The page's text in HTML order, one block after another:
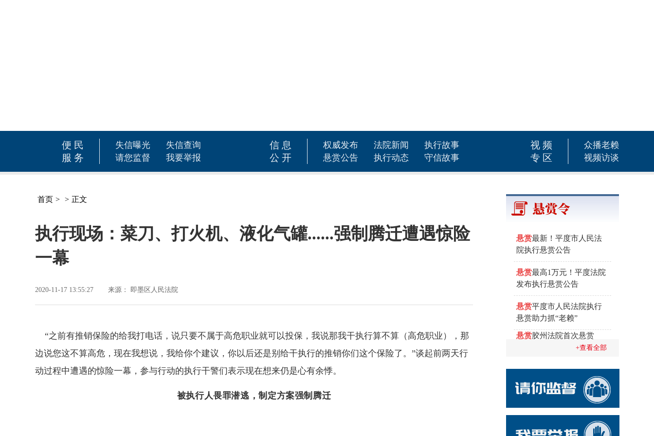
便民
服务
失信曝光
失信查询
请您监督
我要举报
信息
公开
权威发布 法院新闻
执行故事
悬赏公告
执行动态 守信故事
视频
专区
众播老赖
视频访谈
首页 > > 正文
执行现场：菜刀、打火机、液化气罐......强制腾迁遭遇惊险
一幕
2020-11-17 13:55:27 来源： 即墨区人民法院
“之前有推销保险的给我打电话，说只要不属于高危职业就可以投保，我说那我干执行算不算（高危职业），那
边说您这不算高危，现在我想说，我给你个建议，你以后还是别给干执行的推销你们这个保险了。”谈起前两天行
动过程中遭遇的惊险一幕，参与行动的执行干警们表示现在想来仍是心有余悸。
被执行人畏罪潜逃，制定方案强制腾迁
悬赏最新！平度市人民法
院执行悬赏公告
悬赏最高1万元！平度法院
发布执行悬赏公告
悬赏平度市人民法院执行
悬赏助力抓“老赖”
悬赏胶州法院首次悬赏
抓"老赖" 举报奖金500元起
崂山法院推出“执行悬
赏保险”破解执行难题
+查看全部